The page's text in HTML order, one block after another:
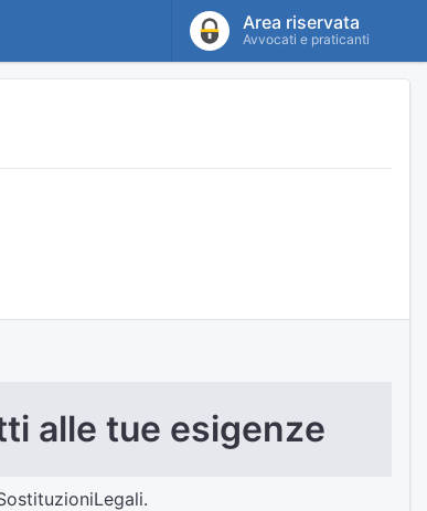
Area riservata
Avvocati e praticanti
alle tue esigenze